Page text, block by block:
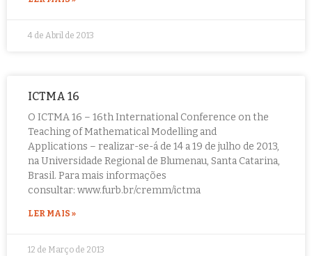
4 de Abril de 2013
ICTMA 16
O ICTMA 16 – 16th International Conference on the
Teaching of Mathematical Modelling and
Applications – realizar-se-á de 14 a 19 de julho de 2013,
na Universidade Regional de Blumenau, Santa Catarina,
Brasil. Para mais informações
consultar: www.furb.br/cremm/ictma
LER MAIS »
12 de Março de 2013